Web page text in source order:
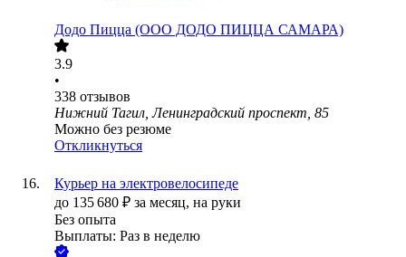
Додо Пицца (ООО ДОДО ПИЦЦА САМАРА)
3.9
•
338 отзывов
Нижний Тагил, Ленинградский проспект, 85
Можно без резюме
Откликнуться
Курьер на электровелосипеде
до 135 680 ₽ за месяц, на руки
Без опыта
Выплаты: Раз в неделю